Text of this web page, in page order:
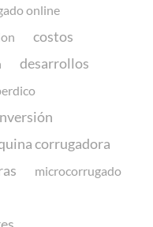
online
costos
desarrollos
corrugadora
microcorrugado